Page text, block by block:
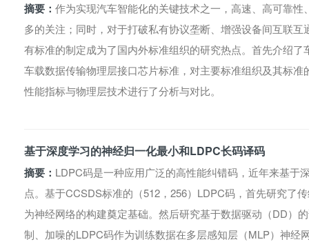
摘要： 作为实现汽车智能化的关键技术之一，高速、高可靠
多的关注；同时，对于打破私有协议垄断、增强设备间互联
有标准的制定成为了国内外标准组织的研究热点。首先介绍
车载数据传输物理层接口芯片标准，对主要标准组织及其标
性能指标与物理层技术进行了分析与对比。
基于深度学习的神经归一化最小和LDPC长码译码
摘要： LDPC码是一种应用广泛的高性能纠错码，近年来基于
点。基于CCSDS标准的（512，256）LDPC码，首先研究了
为神经网络的构建奠定基础。然后研究基于数据驱动（DD）
制、加噪的LDPC码作为训练数据在多层感知层（MLP）神经